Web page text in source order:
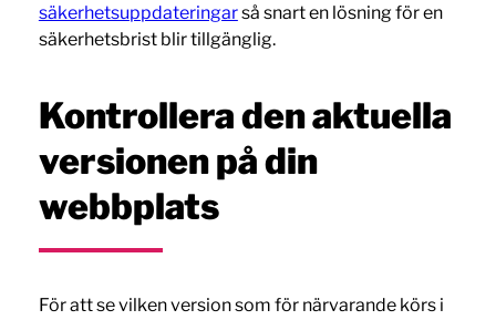
säkerhetsuppdateringarså snart en lösning för en
säkerhetsbrist blir tillgänglig.
Kontrollera den aktuella
versionen på din
webbplats
För att se vilken version som för närvarande körs i